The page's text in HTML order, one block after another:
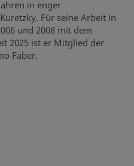
in enger
Für seine Arbeit in
und 2008 mit dem
2025 ist er Mitglied der
Faber.